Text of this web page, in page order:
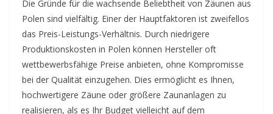
Die Gründe für die wachsende Beliebtheit von Zäunen aus
Polen sind vielfältig. Einer der Hauptfaktoren ist zweifellos
das Preis-Leistungs-Verhältnis. Durch niedrigere
Produktionskosten in Polen können Hersteller oft
wettbewerbsfähige Preise anbieten, ohne Kompromisse
bei der Qualität einzugehen. Dies ermöglicht es Ihnen,
hochwertigere Zäune oder größere Zaunanlagen zu
realisieren, als es Ihr Budget vielleicht auf dem